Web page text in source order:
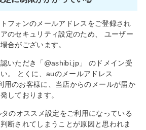
フォンのメールアドレスをご登録され
のセキュリティ設定のため、 ユーザー
合がございます。
いただき「@ashibi.jp」 のドメイン受
。 とくに、auのメールアドレス
用のお客様に、当店からのメールが届か
しております。
のオススメ設定をご利用になっている
断されてしまうことが原因と思われま